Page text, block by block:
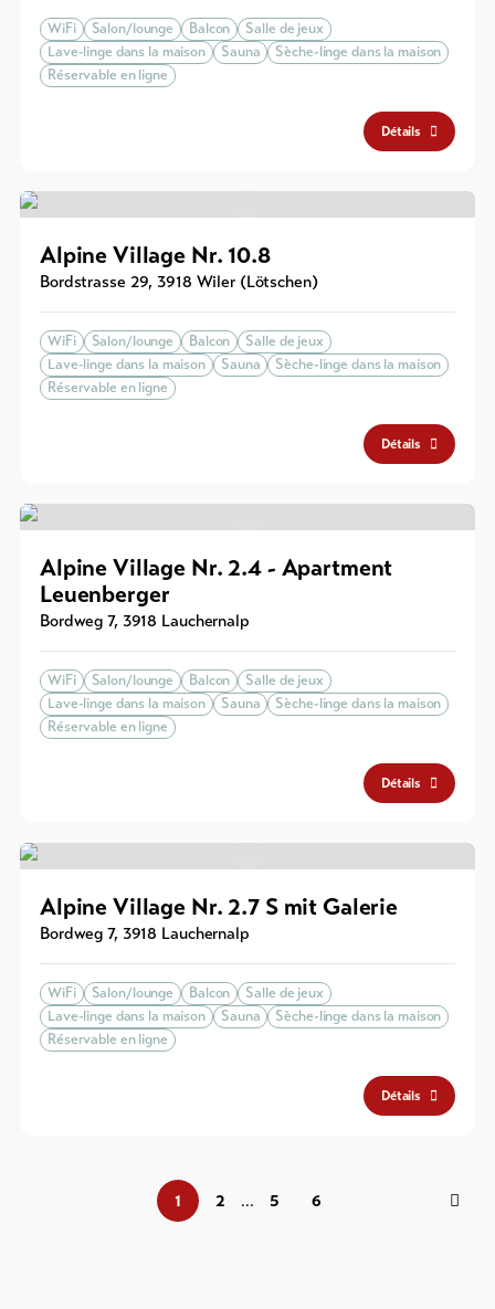
WiFi Salon/lounge Balcon
Salle de jeux
Lave-linge dans la maison
Sauna
Sèche-linge dans la maison
Réservable en ligne
Détails
Alpine Village Nr. 10.8
Bordstrasse 29, 3918 Wiler (Lötschen)
WiFi Salon/lounge Balcon
Salle de jeux
Lave-linge dans la maison
Sauna
Sèche-linge dans la maison
Réservable en ligne
Détails
Alpine Village Nr. 2.4 - Apartment
Leuenberger
Bordweg 7, 3918 Lauchernalp
WiFi Salon/lounge Balcon
Salle de jeux
Lave-linge dans la maison
Sauna
Sèche-linge dans la maison
Réservable en ligne
Détails
Alpine Village Nr. 2.7 S mit Galerie
Bordweg 7, 3918 Lauchernalp
WiFi Salon/lounge Balcon
Salle de jeux
Lave-linge dans la maison
Sauna
Sèche-linge dans la maison
Réservable en ligne
Détails
1 2 ... 5 6